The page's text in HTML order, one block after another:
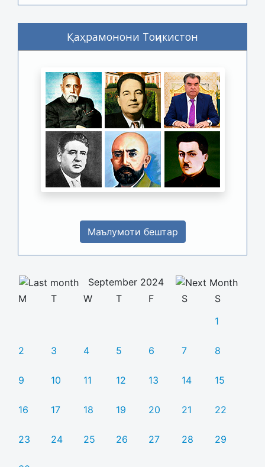
Қаҳрамонони Тоҷикистон
Маълумоти бештар
September 2024
M
T W T F S
S
1
2 3 4 5 6 7 8
9 10 11 12 13 14 15
16 17 18 19 20 21 22
23 24 25 26 27 28 29